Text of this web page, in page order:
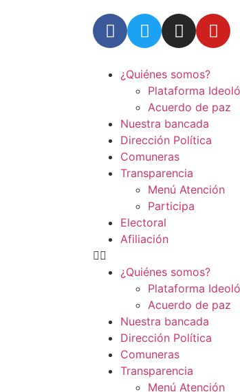
¿Quiénes somos?
Plataforma
Acuerdo de paz
Nuestra bancada
Dirección Política
Comuneras
Transparencia
Menú Atención
Participa
Electoral
Afiliación
¿Quiénes somos?
Plataforma
Acuerdo de paz
Nuestra bancada
Dirección Política
Comuneras
Transparencia
Menú Atención